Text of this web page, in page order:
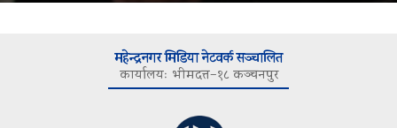
महेन्द्रनगर मिडिया नेटवर्क सञ्चालित
कार्यालयः भीमदत्त–१८ कञ्चनपुर